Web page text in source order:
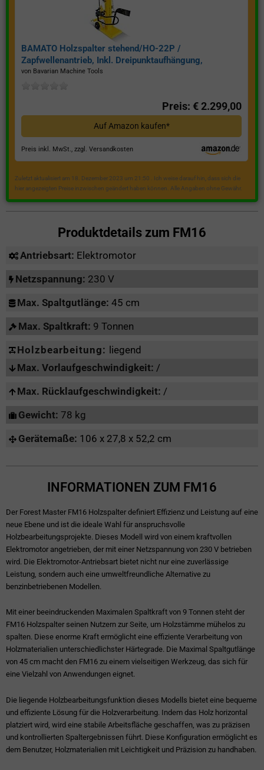
BAMATO Holzspalter stehend/HO-22P /
Zapfwellenantrieb, Inkl. Dreipunktaufhängung,
Spaltkraft 22 Tonnen*
von Bavarian Machine Tools
Preis: € 2.299,00
Auf Amazon kaufen*
Preis inkl. MwSt., zzgl. Versandkosten
Zuletzt aktualisiert am 18. Dezember 2023 um 21:50 . Ich weise darauf hin, dass sich die
hier angezeigten Preise inzwischen geändert haben können. Alle Angaben ohne Gewähr.
Produktdetails zum FM16
Antriebsart: Elektromotor
Netzspannung: 230 V
Max. Spaltgutlänge: 45 cm
Max. Spaltkraft: 9 Tonnen
Holzbearbeitung: liegend
Max. Vorlaufgeschwindigkeit: /
Max. Rücklaufgeschwindigkeit: /
Gewicht: 78 kg
Gerätemaße: 106 x 27,8 x 52,2 cm
INFORMATIONEN ZUM FM16
Der Forest Master FM16 Holzspalter definiert Effizienz und Leistung auf eine
neue Ebene und ist die ideale Wahl für anspruchsvolle
Holzbearbeitungsprojekte. Dieses Modell wird von einem kraftvollen
Elektromotor angetrieben, der mit einer Netzspannung von 230 V betrieben
wird. Die Elektromotor-Antriebsart bietet nicht nur eine zuverlässige
Leistung, sondern auch eine umweltfreundliche Alternative zu
benzinbetriebenen Modellen.
Mit einer beeindruckenden Maximalen Spaltkraft von 9 Tonnen steht der
FM16 Holzspalter seinen Nutzern zur Seite, um Holzstämme mühelos zu
spalten. Diese enorme Kraft ermöglicht eine effiziente Verarbeitung von
Holzmaterialien unterschiedlichster Härtegrade. Die Maximal Spaltgutlänge
von 45 cm macht den FM16 zu einem vielseitigen Werkzeug, das sich für
eine Vielzahl von Anwendungen eignet.
Die liegende Holzbearbeitungsfunktion dieses Modells bietet eine bequeme
und effiziente Lösung für die Holzverarbeitung. Indem das Holz horizontal
platziert wird, wird eine stabile Arbeitsfläche geschaffen, was zu präzisen
und kontrollierten Spaltergebnissen führt. Diese Konfiguration ermöglicht es
dem Benutzer, Holzmaterialien mit Leichtigkeit und Präzision zu handhaben.